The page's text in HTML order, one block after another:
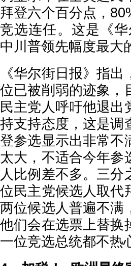
拜登六个百分点，
竞选连任。这是《
中川普领先幅度最大
《华尔街日报》指
位已被削弱的迹象，
民主党人呼吁他退出
持支持态度，这是调
登参选显示出非常不
太大，不适合今年参
人比例差不多。三
位民主党候选人取代
两位候选人普遍不满
他们会在选票上替换
一位竞选总统都不热